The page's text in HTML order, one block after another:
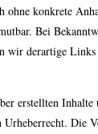
ohne konkrete
Bei
wir derartige
erstellten Inhalte
Urheberrecht. Die